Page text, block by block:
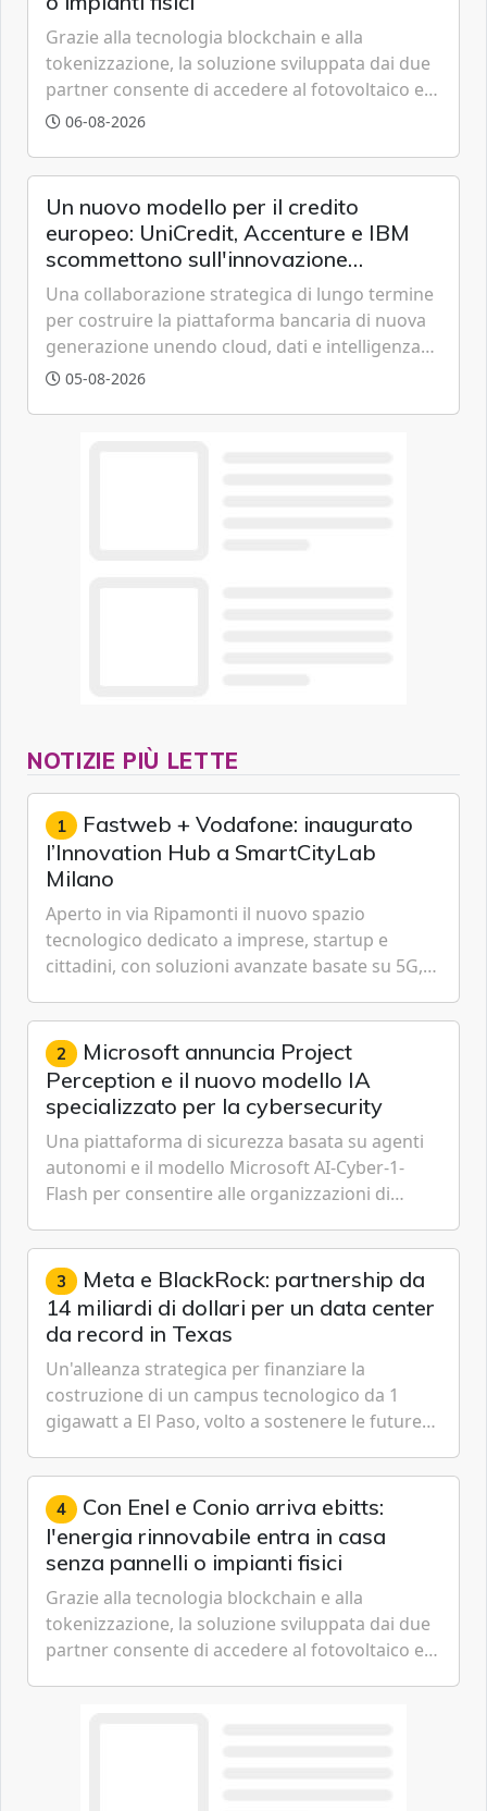
Grazie alla tecnologia blockchain e alla
tokenizzazione, la soluzione sviluppata dai due
partner consente di accedere al fotovoltaico e
all'eolico ottenendo risparmi diretti in bolletta,
06-08-2026
Un nuovo modello per il credito
europeo: UniCredit, Accenture e IBM
scommettono sull'innovazione
tecnologica
Una collaborazione strategica di lungo termine
per costruire la piattaforma bancaria di nuova
generazione unendo cloud, dati e intelligenza
artificiale.
05-08-2026
NOTIZIE PIÙ LETTE
1 Fastweb + Vodafone: inaugurato
l’Innovation Hub a SmartCityLab
Milano
Aperto in via Ripamonti il nuovo spazio
tecnologico dedicato a imprese, startup e
cittadini, con soluzioni avanzate basate su 5G,
Cybersecurity.
2 Microsoft annuncia Project
Perception e il nuovo modello IA
specializzato per la cybersecurity
Una piattaforma di sicurezza basata su agenti
autonomi e il modello Microsoft AI-Cyber-1-
Flash per consentire alle organizzazioni di
gestione continua del rischio.
3 Meta e BlackRock: partnership da
14 miliardi di dollari per un data center
da record in Texas
Un'alleanza strategica per finanziare la
costruzione di un campus tecnologico da 1
gigawatt a El Paso, volto a sostenere le future
artificiale dell'azienda di Mark Zuckerberg.
4 Con Enel e Conio arriva ebitts:
l'energia rinnovabile entra in casa
senza pannelli o impianti fisici
Grazie alla tecnologia blockchain e alla
tokenizzazione, la soluzione sviluppata dai due
partner consente di accedere al fotovoltaico e